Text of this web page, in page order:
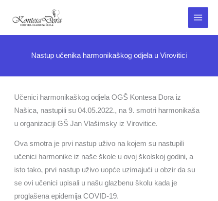
Main
Nastup učenika harmonikaškog odjela u Virovitici
Učenici harmonikaškog odjela OGŠ Kontesa Dora iz
Našica, nastupili su 04.05.2022., na 9. smotri harmonikaša
u organizaciji GŠ Jan Vlašimsky iz Virovitice.
Ova smotra je prvi nastup uživo na kojem su nastupili
učenici harmonike iz naše škole u ovoj školskoj godini, a
isto tako, prvi nastup uživo uopće uzimajući u obzir da su
se ovi učenici upisali u našu glazbenu školu kada je
proglašena epidemija COVID-19.